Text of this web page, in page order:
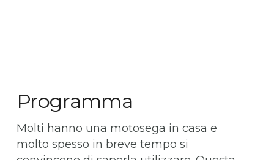
Programma
Molti hanno una motosega in casa e
molto spesso in breve tempo si